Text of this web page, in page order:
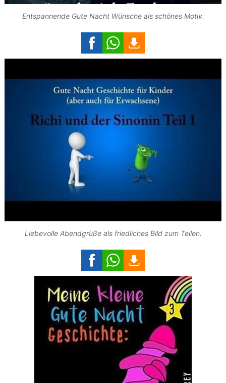
Entspannende Gute Nacht Wünsche als schönes Motiv.
Liebevolle Abendgrüße als friedliches Bild zum Teilen.